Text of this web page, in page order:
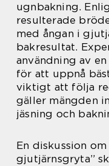
ugnbakning.
resulterade
med ångan i
bakresultat.
användning av
för att uppnå
viktigt att följa
gäller mängden
jäsning och
En diskussion
gjutjärnsgryta”